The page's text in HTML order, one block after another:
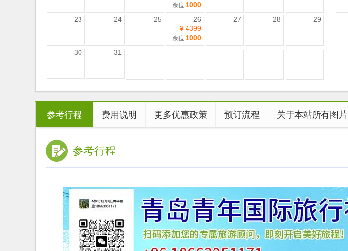
余位 1000
23 24 25
26
¥ 4399
余位 1000
27 28 29
30 31
参考行程 费用说明 更多优惠政策 预订流程 关于本站所有图片
参考行程